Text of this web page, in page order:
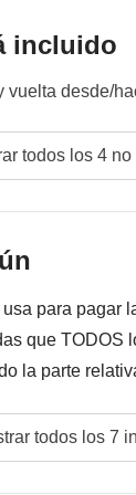
incluido
vuelta desde/
donde no
se menciona
todos los 4
para pagar
que TODOS
la parte
base a las
y podría ser
todos los 7